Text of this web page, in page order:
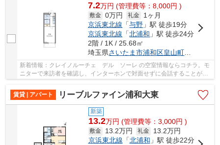
7.2万円 (管理費等：8,000円 )
敷金 0万円 礼金
1ヶ月
京浜東北線 「与野 」駅 徒歩19分
京浜東北線 「北浦和 」駅 徒歩24分
2階 / 1K / 25.68㎡
埼玉県さいたま市浦和区皇山町９-１１
新着情報：クレイノルーチェ デル ソーレ の空室情報ならコチラ。モ
ニターで来訪者を確認し、インターホンで対面せずに会話することがで
賃貸 | アパート
リーブルファイン浦和大東
新築
13.2万円 (管理費等：3,000円 )
敷金 13.2万円 礼金
13.2万円
京浜東北線 「北浦和 」駅 徒歩22分